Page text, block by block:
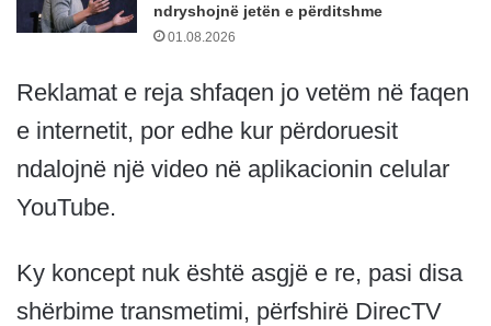
ndryshojnë jetën e përditshme
01.08.2026
Reklamat e reja shfaqen jo vetëm në faqen
e internetit, por edhe kur përdoruesit
ndalojnë një video në aplikacionin celular
YouTube.
Ky koncept nuk është asgjë e re, pasi disa
shërbime transmetimi, përfshirë DirecTV